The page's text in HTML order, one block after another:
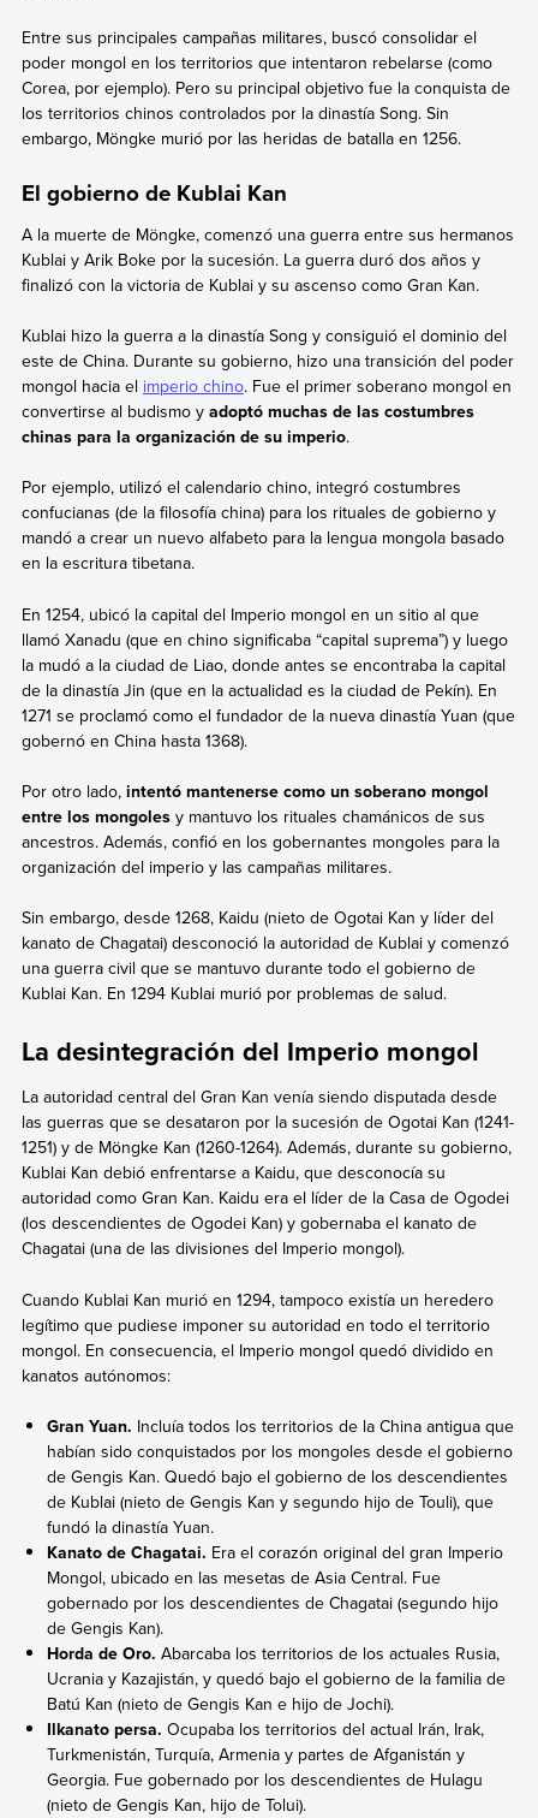
Entre sus principales campañas militares, buscó consolidar el
poder mongol en los territorios que intentaron rebelarse (como
Corea, por ejemplo). Pero su principal objetivo fue la conquista de
los territorios chinos controlados por la dinastía Song. Sin
embargo, Möngke murió por las heridas de batalla en 1256.
El gobierno de Kublai Kan
A la muerte de Möngke, comenzó una guerra entre sus hermanos
Kublai y Arik Boke por la sucesión. La guerra duró dos años y
finalizó con la victoria de Kublai y su ascenso como Gran Kan.
Kublai hizo la guerra a la dinastía Song y consiguió el dominio del
este de China. Durante su gobierno, hizo una transición del poder
mongol hacia el imperio chino. Fue el primer soberano mongol en
convertirse al budismo y adoptó muchas de las costumbres
chinas para la organización de su imperio.
Por ejemplo, utilizó el calendario chino, integró costumbres
confucianas (de la filosofía china) para los rituales de gobierno y
mandó a crear un nuevo alfabeto para la lengua mongola basado
en la escritura tibetana.
En 1254, ubicó la capital del Imperio mongol en un sitio al que
llamó Xanadu (que en chino significaba “capital suprema”) y luego
la mudó a la ciudad de Liao, donde antes se encontraba la capital
de la dinastía Jin (que en la actualidad es la ciudad de Pekín). En
1271 se proclamó como el fundador de la nueva dinastía Yuan (que
gobernó en China hasta 1368).
Por otro lado, intentó mantenerse como un soberano mongol
entre los mongolesy mantuvo los rituales chamánicos de sus
ancestros. Además, confió en los gobernantes mongoles para la
organización del imperio y las campañas militares.
Sin embargo, desde 1268, Kaidu (nieto de Ogotai Kan y líder del
kanato de Chagatai) desconoció la autoridad de Kublai y comenzó
una guerra civil que se mantuvo durante todo el gobierno de
Kublai Kan. En 1294 Kublai murió por problemas de salud.
La desintegración del Imperio mongol
La autoridad central del Gran Kan venía siendo disputada desde
las guerras que se desataron por la sucesión de Ogotai Kan (1241-
1251) y de Möngke Kan (1260-1264). Además, durante su gobierno,
Kublai Kan debió enfrentarse a Kaidu, que desconocía su
autoridad como Gran Kan. Kaidu era el líder de la Casa de Ogodei
(los descendientes de Ogodei Kan) y gobernaba el kanato de
Chagatai (una de las divisiones del Imperio mongol).
Cuando Kublai Kan murió en 1294, tampoco existía un heredero
legítimo que pudiese imponer su autoridad en todo el territorio
mongol. En consecuencia, el Imperio mongol quedó dividido en
kanatos autónomos:
Gran Yuan. Incluía todos los territorios de la China antigua que
habían sido conquistados por los mongoles desde el gobierno
de Gengis Kan. Quedó bajo el gobierno de los descendientes
de Kublai (nieto de Gengis Kan y segundo hijo de Touli), que
fundó la dinastía Yuan.
Kanato de Chagatai. Era el corazón original del gran Imperio
Mongol, ubicado en las mesetas de Asia Central. Fue
gobernado por los descendientes de Chagatai (segundo hijo
de Gengis Kan).
Horda de Oro. Abarcaba los territorios de los actuales Rusia,
Ucrania y Kazajistán, y quedó bajo el gobierno de la familia de
Batú Kan (nieto de Gengis Kan e hijo de Jochi).
Ilkanato persa. Ocupaba los territorios del actual Irán, Irak,
Turkmenistán, Turquía, Armenia y partes de Afganistán y
Georgia. Fue gobernado por los descendientes de Hulagu
(nieto de Gengis Kan, hijo de Tolui).